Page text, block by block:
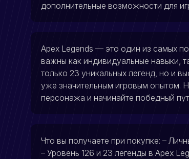
дополнительные возможности для
Apex Legends — это один из самых
важны как индивидуальные навыки,
только 23 уникальных легенд, но и
уже значительным игровым опытом.
персонажа и начинайте победный
Что вы получаете при покупке: –
– Уровень 126 и 23 легенды в Apex